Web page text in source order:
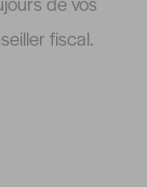
fiscal.